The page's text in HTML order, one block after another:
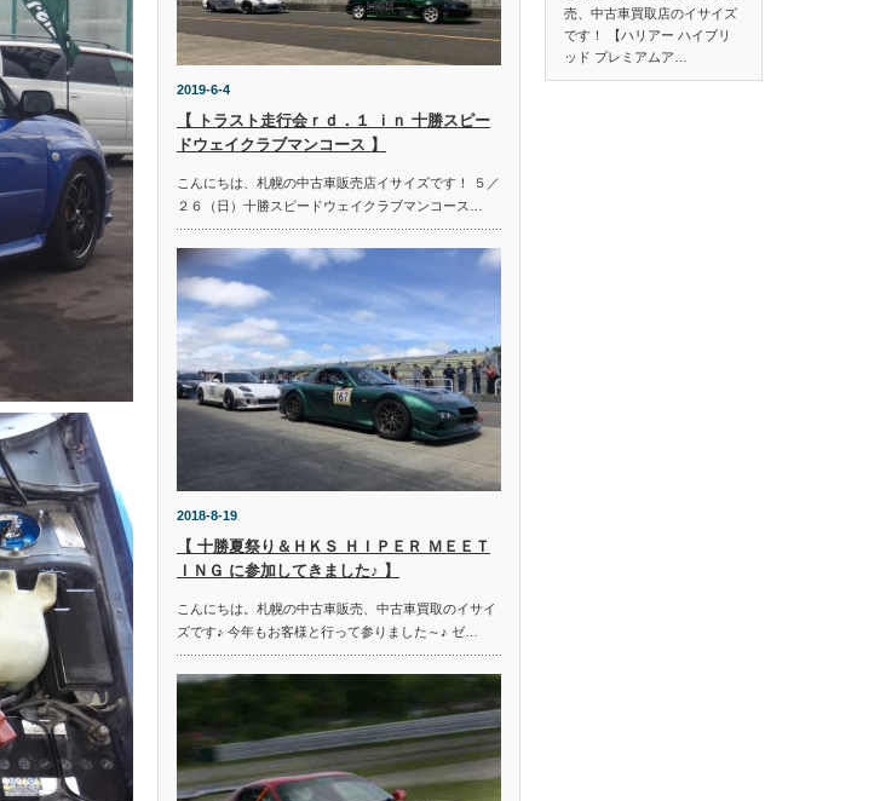
2019-6-4
【 トラスト走行会ｒｄ．１ ｉｎ 十勝スピー
ドウェイクラブマンコース 】
こんにちは、札幌の中古車販売店イサイズです！ ５／
２６（日）十勝スピードウェイクラブマンコース…
2018-8-19
【 十勝夏祭り＆ＨＫＳ ＨＩＰＥＲ ＭＥＥＴ
ＩＮＧ に参加してきました♪ 】
こんにちは。札幌の中古車販売、中古車買取のイサイ
ズです♪ 今年もお客様と行って参りました～♪ ゼ…
売、中古車買取店のイサイズ
です！ 【ハリアー ハイブリ
ッド プレミアムア…